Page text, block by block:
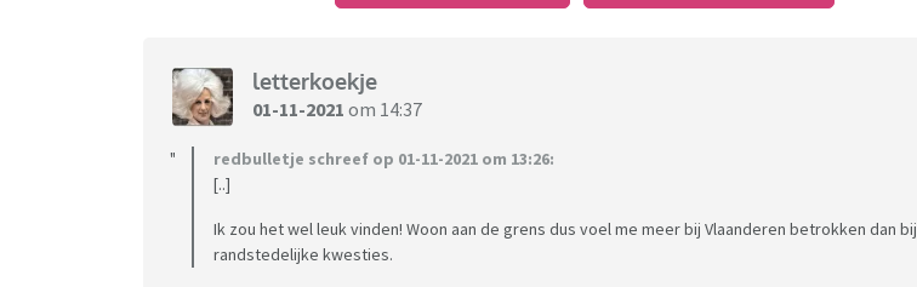
letterkoekje
01-11-2021 om 14:37
redbulletje schreef op 01-11-2021 om 13:26:
[..]
Ik zou het wel leuk vinden! Woon aan de grens dus voel me meer bij Vlaanderen betrokken dan bij
randstedelijke kwesties.